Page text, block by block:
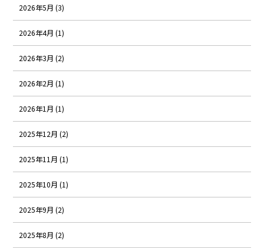
2026年5月 (3)
2026年4月 (1)
2026年3月 (2)
2026年2月 (1)
2026年1月 (1)
2025年12月 (2)
2025年11月 (1)
2025年10月 (1)
2025年9月 (2)
2025年8月 (2)